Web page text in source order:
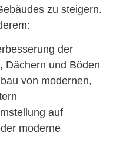
zu steigern.
der
Dächern und Böden
von modernen,
auf
moderne